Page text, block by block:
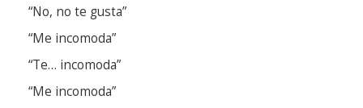
“No, no te gusta”
“Me incomoda”
“Te… incomoda”
“Me incomoda”